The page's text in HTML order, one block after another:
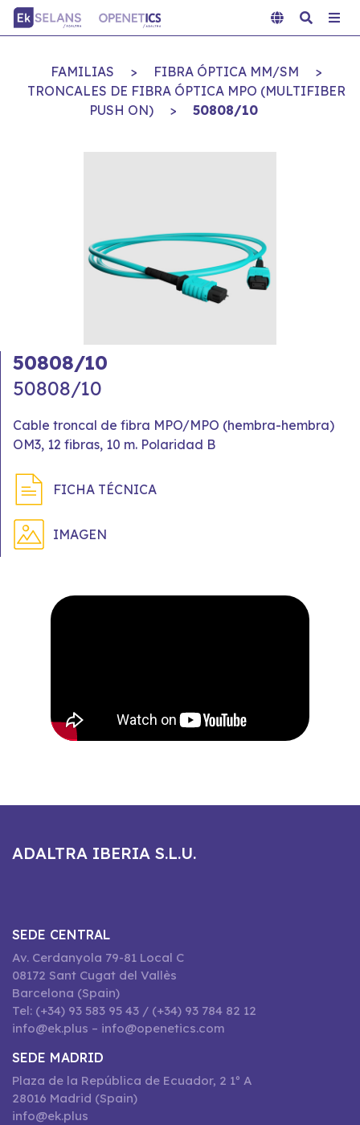
FAMILIAS > FIBRA ÓPTICA MM/SM
>
TRONCALES DE FIBRA ÓPTICA MPO (MULTIFIBER
PUSH ON)
> 50808/10
50808/10
50808/10
Cable troncal de fibra MPO/MPO (hembra-hembra)
OM3, 12 fibras, 10 m. Polaridad B
FICHA TÉCNICA
IMAGEN
ADALTRA IBERIA S.L.U.
SEDE CENTRAL
Av. Cerdanyola 79-81 Local C
08172 Sant Cugat del Vallès
Barcelona (Spain)
Tel: (+34) 93 583 95 43 / (+34) 93 784 82 12
info@ek.plus – info@openetics.com
SEDE MADRID
Plaza de la República de Ecuador, 2 1º A
28016 Madrid (Spain)
info@ek.plus